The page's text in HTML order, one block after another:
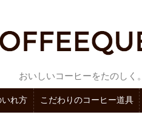
おいしいコーヒーをたのしく。
れ方 こだわりのコーヒー道具